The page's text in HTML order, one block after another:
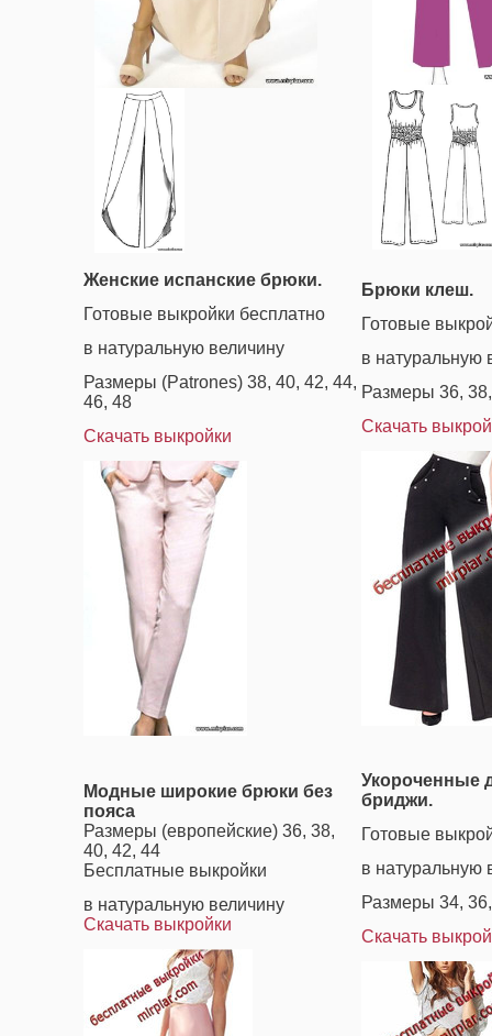
Женские испанские брюки.
Готовые выкройки бесплатно
в натуральную величину
Размеры (Patrones) 38, 40, 42, 44,
46, 48
Скачать выкройки
Брюки клеш.
Готовые
в натуральную
Размеры 36,
Скачать
Модные широкие брюки без
пояса
Размеры (европейские) 36, 38,
40, 42, 44
Бесплатные выкройки
в натуральную величину
Скачать выкройки
Укороченные
бриджи.
Готовые
в натуральную
Размеры 34,
Скачать